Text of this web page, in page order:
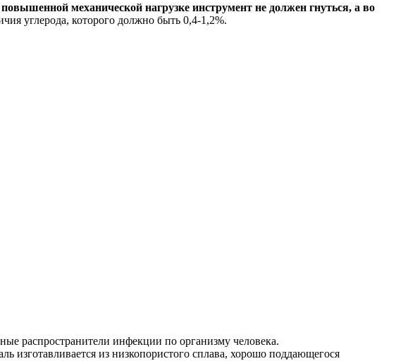
механической нагрузке инструмент не должен гнуться, а во
углерода, которого должно быть 0,4-1,2%.
распространители инфекции по организму человека.
изготавливается из низкопористого сплава, хорошо поддающегося